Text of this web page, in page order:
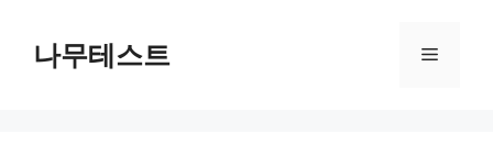
나무테스트 메